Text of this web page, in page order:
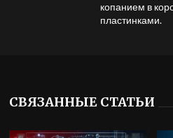
копанием в
пластинками.
СВЯЗАННЫЕ СТАТЬИ